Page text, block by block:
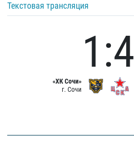
Текстовая трансляция
«ХК Сочи»
г. Сочи
1:4